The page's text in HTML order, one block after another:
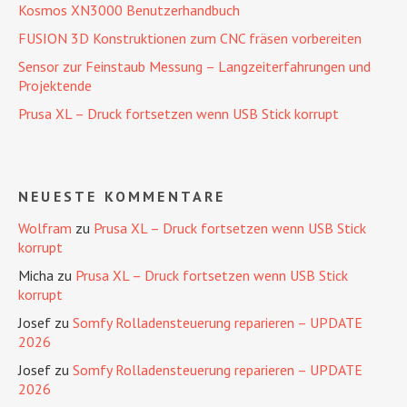
Kosmos XN3000 Benutzerhandbuch
FUSION 3D Konstruktionen zum CNC fräsen vorbereiten
Sensor zur Feinstaub Messung – Langzeiterfahrungen und
Projektende
Prusa XL – Druck fortsetzen wenn USB Stick korrupt
NEUESTE KOMMENTARE
Wolfram zu Prusa XL – Druck fortsetzen wenn USB Stick
korrupt
Micha zu Prusa XL – Druck fortsetzen wenn USB Stick
korrupt
Josef zu Somfy Rolladensteuerung reparieren – UPDATE
2026
Josef zu Somfy Rolladensteuerung reparieren – UPDATE
2026